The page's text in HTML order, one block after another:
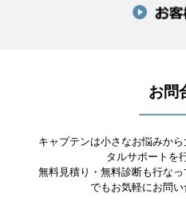
お問
キャプテンは小さなお悩みか
タルサポートを
無料見積り・無料診断も行な
でもお気軽にお問い